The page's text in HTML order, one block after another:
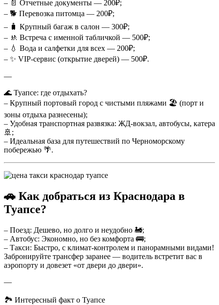
– 📄 Отчетные документы — 200₽;
– 🐕 Перевозка питомца — 200₽;
– 🧳 Крупный багаж в салон — 300₽;
– 🚸 Встреча с именной табличкой — 500₽;
– 💧 Вода и салфетки для всех — 200₽;
– ✨ VIP-сервис (открытие дверей) — 500₽.
—
🌊 Туапсе: где отдыхать?
– Крупный портовый город с чистыми пляжами 🏖️ (порт и
зоны отдыха разнесены);
– Удобная транспортная развязка: ЖД-вокзал, автобусы, катера
🚢;
– Идеальная база для путешествий по Черноморскому
побережью 🌴.
🚗 Как добраться из Краснодара в
Туапсе?
– Поезд: Дешево, но долго и неудобно 🚂;
– Автобус: Экономно, но без комфорта 🚌;
– Такси: Быстро, с климат-контролем и панорамными видами!
Забронируйте трансфер заранее — водитель встретит вас в
аэропорту и довезет «от двери до двери».
—
🏞️ Интересный факт о Туапсе